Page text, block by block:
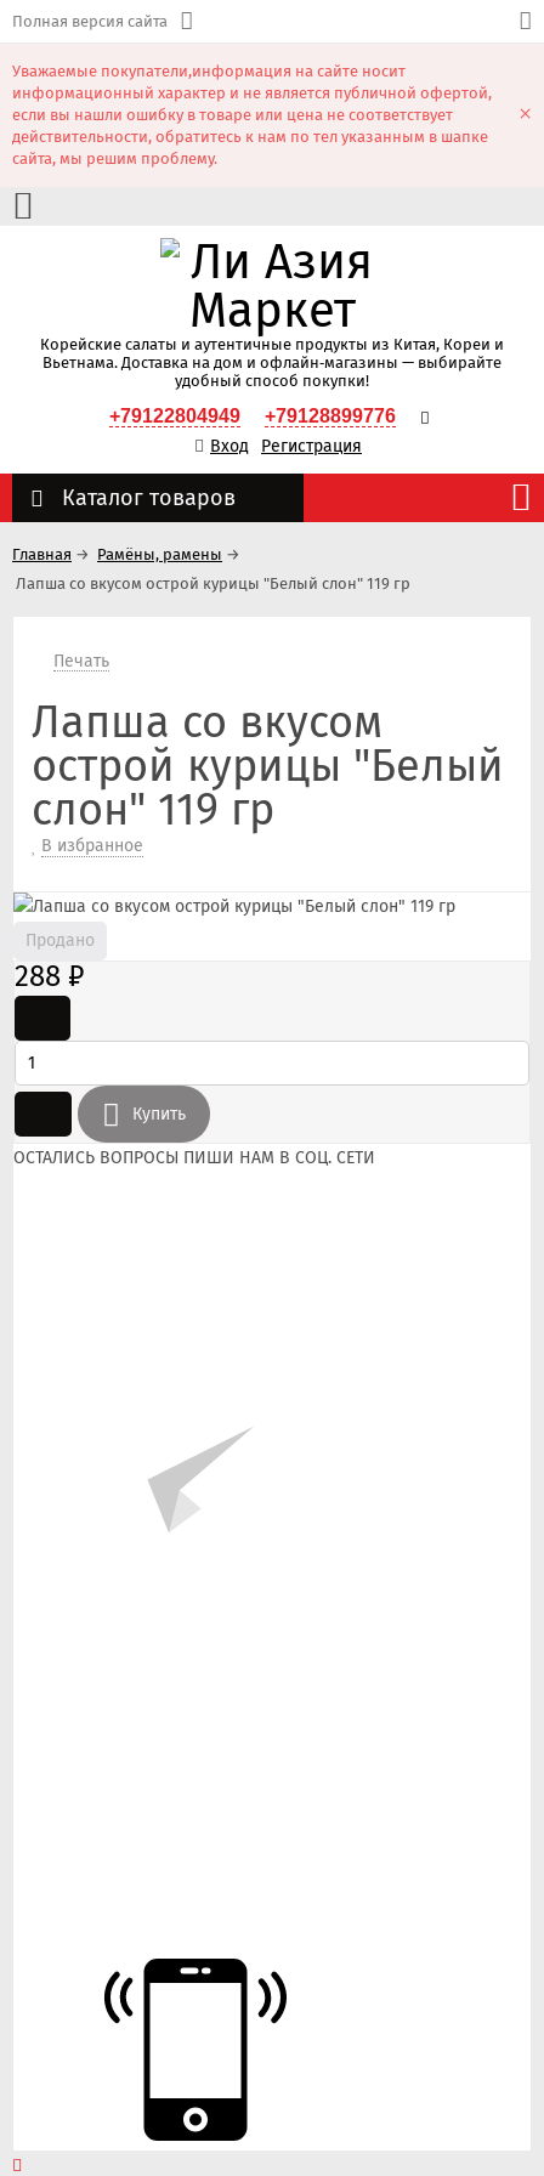
Полная версия сайта
Уважаемые покупатели,информация на сайте носит
информационный характер и не является публичной офертой,
если вы нашли ошибку в товаре или цена не соответствует
действительности, обратитесь к нам по тел указанным в шапке
сайта, мы решим проблему.
×
Корейские салаты и аутентичные продукты из Китая, Кореи и
Вьетнама. Доставка на дом и офлайн‑магазины — выбирайте
удобный способ покупки!
+79122804949
+79128899776
Вход
Регистрация
Каталог товаров
Главная → Рамёны, рамены →
Лапша со вкусом острой курицы "Белый слон" 119 гр
Печать
Лапша со вкусом
острой курицы "Белый
слон" 119 гр
В избранное
Продано
288 ₽
Купить
ОСТАЛИСЬ ВОПРОСЫ ПИШИ НАМ В СОЦ. СЕТИ